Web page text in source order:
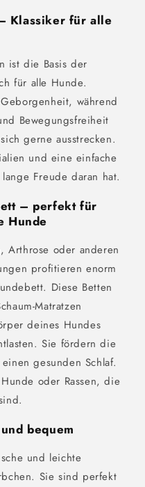
Klassiker für alle
ist die Basis der
für alle Hunde.
während
Bewegungsfreiheit
gerne ausstrecken.
und eine einfache
Freude daran hat.
– perfekt für
Hunde
Arthrose oder anderen
profitieren enorm
Diese Betten
Matratzen
deines Hundes
Sie fördern die
gesunden Schlaf.
oder Rassen, die
bequem
und leichte
Sie sind perfekt